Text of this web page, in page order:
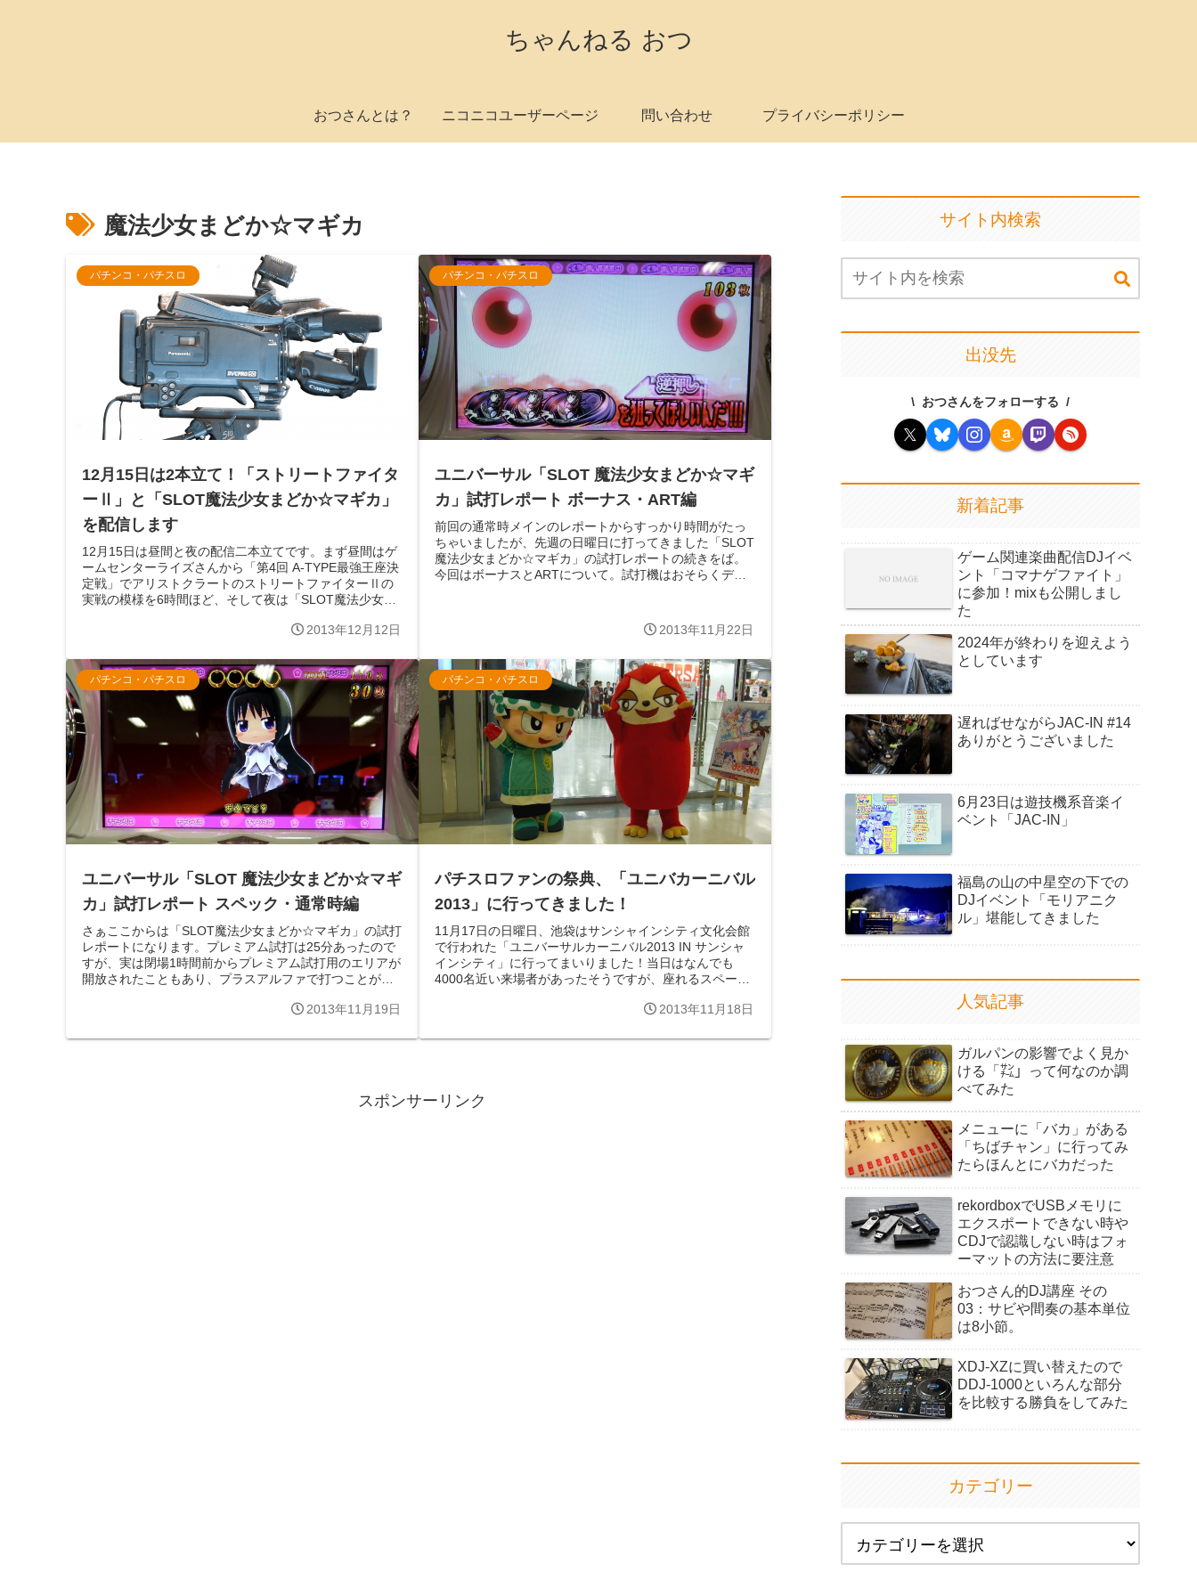
ちゃんねる おつ
おつさんとは？ ニコニコユーザーページ 問い合わせ プライバシーポリシー
魔法少女まどか☆マギカ
パチンコ・パチスロ
12月15日は2本立て！「ストリートファイタ
ーⅡ」と「SLOT魔法少女まどか☆マギカ」
を配信します
12月15日は昼間と夜の配信二本立てです。まず昼間はゲ
ームセンターライズさんから「第4回 A-TYPE最強王座決
定戦」でアリストクラートのストリートファイターⅡの
実戦の模様を6時間ほど、そして夜は「SLOT魔法少女ま
2013年12月12日
パチンコ・パチスロ
ユニバーサル「SLOT 魔法少女まどか☆マギ
カ」試打レポート ボーナス・ART編
前回の通常時メインのレポートからすっかり時間がたっ
ちゃいましたが、先週の日曜日に打ってきました「SLOT
魔法少女まどか☆マギカ」の試打レポートの続きをば。
今回はボーナスとARTについて。試打機はおそらくデモ
2013年11月22日
パチンコ・パチスロ
ユニバーサル「SLOT 魔法少女まどか☆マギ
カ」試打レポート スペック・通常時編
さぁここからは「SLOT魔法少女まどか☆マギカ」の試打
レポートになります。プレミアム試打は25分あったので
すが、実は閉場1時間前からプレミアム試打用のエリアが
開放されたこともあり、プラスアルファで打つことが出
2013年11月19日
パチンコ・パチスロ
パチスロファンの祭典、「ユニバカーニバル
2013」に行ってきました！
11月17日の日曜日、池袋はサンシャインシティ文化会館
で行われた「ユニバーサルカーニバル2013 IN サンシャ
インシティ」に行ってまいりました！当日はなんでも
4000名近い来場者があったそうですが、座れるスペース
2013年11月18日
スポンサーリンク
サイト内検索
出没先
おつさんをフォローする
新着記事
ゲーム関連楽曲配信DJイベ
ント「コマナゲファイト」
に参加！mixも公開しまし
た
2024年が終わりを迎えよう
としています
遅ればせながらJAC-IN #14
ありがとうございました
6月23日は遊技機系音楽イ
ベント「JAC-IN」
福島の山の中星空の下での
DJイベント「モリアニク
ル」堪能してきました
人気記事
ガルパンの影響でよく見か
ける「㌠」って何なのか調
べてみた
メニューに「バカ」がある
「ちばチャン」に行ってみ
たらほんとにバカだった
rekordboxでUSBメモリに
エクスポートできない時や
CDJで認識しない時はフォ
ーマットの方法に要注意
おつさん的DJ講座 その
03：サビや間奏の基本単位
は8小節。
XDJ-XZに買い替えたので
DDJ-1000といろんな部分
を比較する勝負をしてみた
カテゴリー